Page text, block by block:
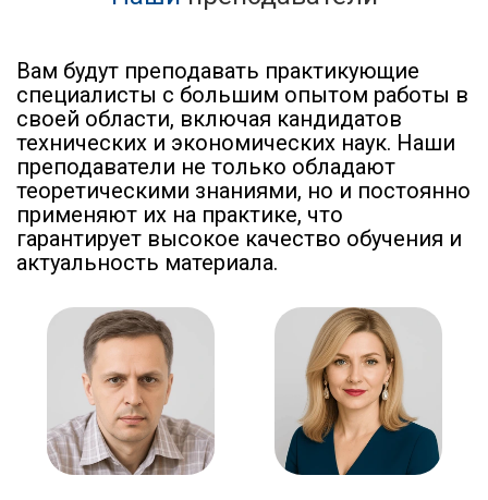
Вам будут преподавать практикующие
специалисты с большим опытом работы в
своей области, включая кандидатов
технических и экономических наук. Наши
преподаватели не только обладают
теоретическими знаниями, но и постоянно
применяют их на практике, что
гарантирует высокое качество обучения и
актуальность материала.